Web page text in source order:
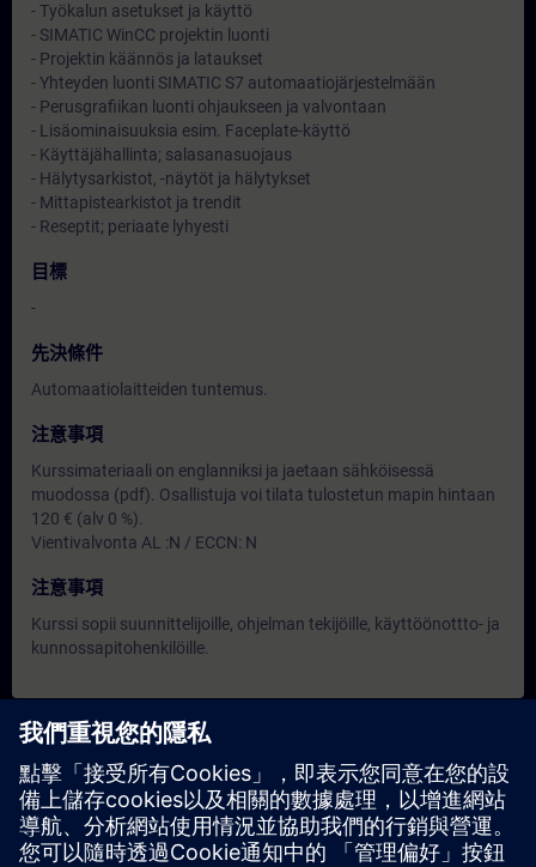
- Työkalun asetukset ja käyttö
- SIMATIC WinCC projektin luonti
- Projektin käännös ja lataukset
- Yhteyden luonti SIMATIC S7 automaatiojärjestelmään
- Perusgrafiikan luonti ohjaukseen ja valvontaan
- Lisäominaisuuksia esim. Faceplate-käyttö
- Käyttäjähallinta; salasanasuojaus
- Hälytysarkistot, -näytöt ja hälytykset
- Mittapistearkistot ja trendit
- Reseptit; periaate lyhyesti
目標
-
先決條件
Automaatiolaitteiden tuntemus.
注意事項
Kurssimateriaali on englanniksi ja jaetaan sähköisessä
muodossa (pdf). Osallistuja voi tilata tulostetun mapin hintaan
120 € (alv 0 %).
Vientivalvonta AL :N / ECCN: N
注意事項
Kurssi sopii suunnittelijoille, ohjelman tekijöille, käyttöönottto- ja
kunnossapitohenkilöille.
目前沒有可用活動
請將您的姓名加入課程候補名單，一旦有新的開課日期，我們將
通知您。